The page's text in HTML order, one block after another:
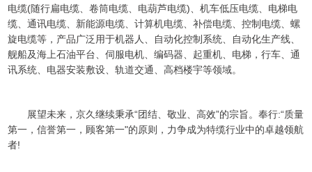
电缆(随行扁电缆、卷筒电缆、电葫芦电缆)、机车低压电缆、电梯电
缆、通讯电缆、新能源电缆、计算机电缆、补偿电缆、控制电缆、螺
旋电缆等，产品广泛用于机器人、自动化控制系统、自动化生产线、
舰船及海上石油平台、伺服电机、编码器、起重机、电梯，行车、通
讯系统、电器安装敷设、轨道交通、高档楼宇等领域。
展望未来，京久继续秉承“团结、敬业、高效”的宗旨。奉行:“质量
第一，信誉第一，顾客第一"的原则，力争成为特缆行业中的卓越领航
者!